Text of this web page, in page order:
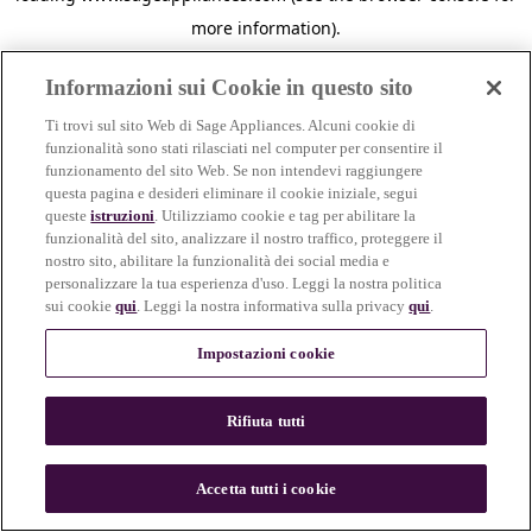
more information).
n
Informazioni sui Cookie in questo sito
Ti trovi sul sito Web di Sage Appliances. Alcuni cookie di
funzionalità sono stati rilasciati nel computer per consentire il
funzionamento del sito Web. Se non intendevi raggiungere
questa pagina e desideri eliminare il cookie iniziale, segui
questeistruzioni. Utilizziamo cookie e tag per abilitare la
funzionalità del sito, analizzare il nostro traffico, proteggere il
nostro sito, abilitare la funzionalità dei social media e
personalizzare la tua esperienza d'uso. Leggi la nostra politica
sui cookiequi. Leggi la nostra informativa sulla privacyqui.
Impostazioni cookie
Rifiuta tutti
Accetta tutti i cookie